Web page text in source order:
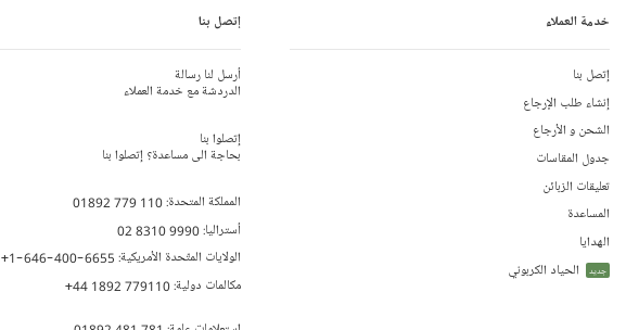
خدمة العملاء
إتصل بنا
إنشاء طلب الإرجاع
الشحن و الأرجاع
جدول المقاسات
تعليقات الزبائن
المساعدة
الهدايا
جديد الحياد الكربوني
إتصل بنا
أرسل لنا رسالة
الدردشة مع خدمة العملاء
إتصلوا بنا
بحاجة الى مساعدة؟ إتصلوا بنا
المملكة المتحدة:01892 779 110
أستراليا:02 8310 9990
الولايات المتّحدة الأمريكية: +1-646-400-6655
مكالمات دولية:+44 1892 779110